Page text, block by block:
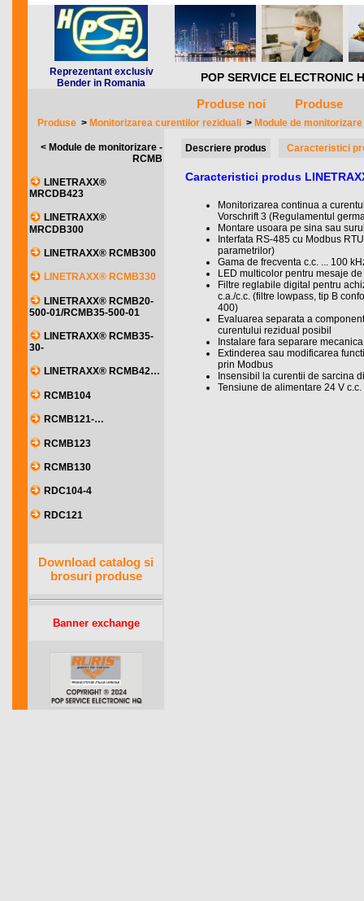
Reprezentant exclusiv
Bender in Romania
POP SERVICE
Produse noi Produse
Produse > Monitorizarea curentilor reziduali > Module de
< Module de monitorizare -
RCMB
LINETRAXX®
MRCDB423
LINETRAXX®
MRCDB300
LINETRAXX® RCMB300
LINETRAXX® RCMB330
LINETRAXX® RCMB20-
500-01/RCMB35-500-01
LINETRAXX® RCMB35-
30-
LINETRAXX® RCMB42…
RCMB104
RCMB121-…
RCMB123
RCMB130
RDC104-4
RDC121
Download catalog si
brosuri produse
Banner exchange
Descriere produs Caracteristici
Caracteristici produs
Monitorizarea continua a
Vorschrift 3 (Regulamentul
Montare usoara pe sina sau
Interfata RS-485 cu Modbus
parametrilor)
Gama de frecventa c.c. ... 100
LED multicolor pentru mesaje
Filtre reglabile digital pentru
c.a./c.c. (filtre lowpass, tip B
400)
Evaluarea separata a
curentului rezidual posibil
Instalare fara separare
Extinderea sau modificarea
prin Modbus
Insensibil la curentii de sarcina
Tensiune de alimentare 24 V c.c.